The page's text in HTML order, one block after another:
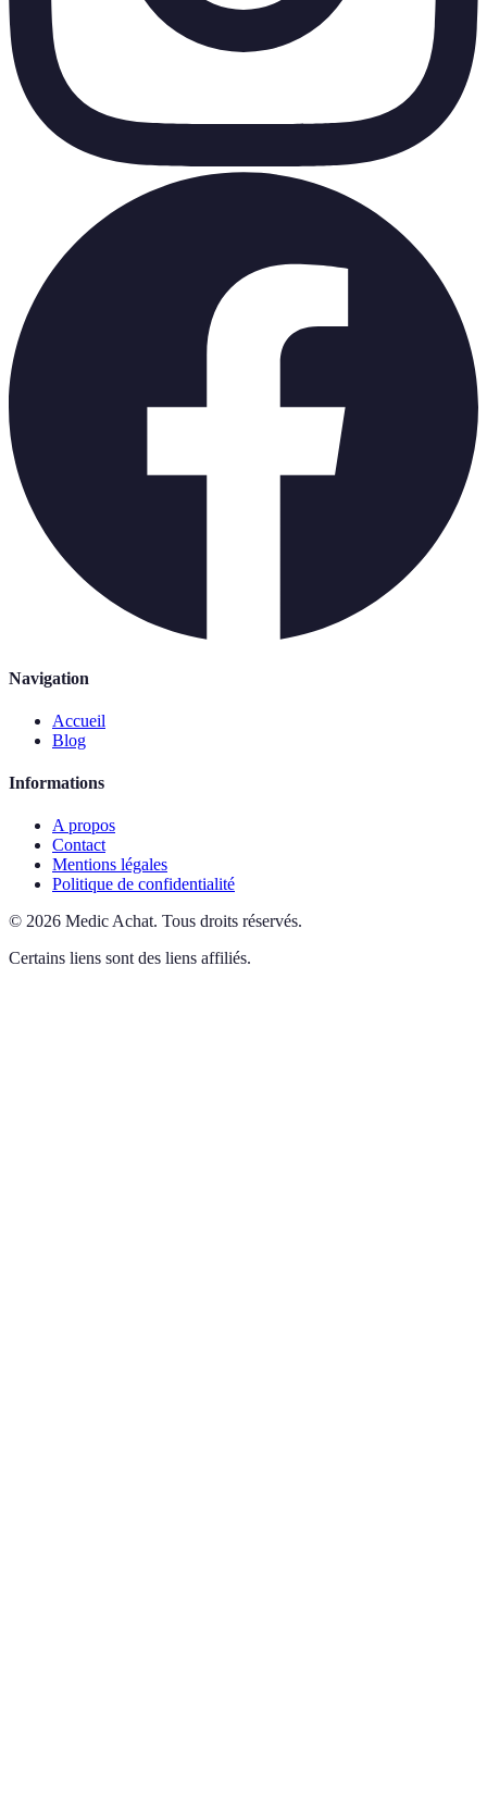
Navigation
Accueil
Blog
Informations
A propos
Contact
Mentions légales
Politique de confidentialité
© 2026 Medic Achat. Tous droits réservés.
Certains liens sont des liens affiliés.